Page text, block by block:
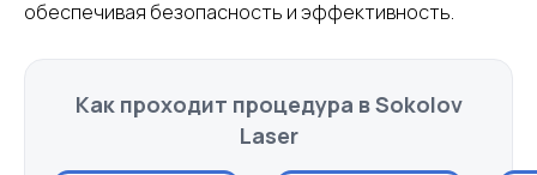
обеспечивая безопасность и эффективность.
Как проходит процедура в Sokolov
Laser